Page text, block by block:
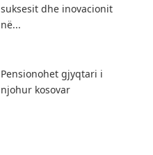
suksesit dhe inovacionit
në...
Pensionohet gjyqtari i
njohur kosovar